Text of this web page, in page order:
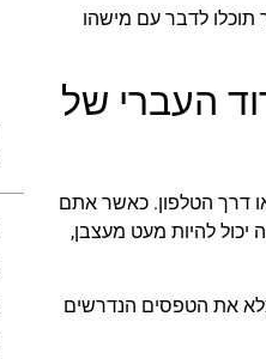
תוכלו לדבר עם מישהו
העברי של
דרך הטלפון. כאשר אתם
יכול להיות מעט מעצבן,
את הטפסים הנדרשים